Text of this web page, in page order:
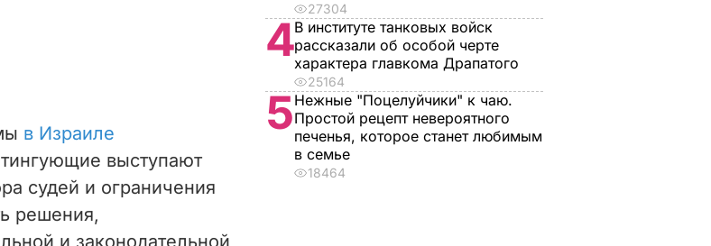
в Израиле
выступают
судей и ограничения
решения,
и законодательной
27304
4В институте танковых войск
рассказали об особой черте
характера главкома Драпатого
25164
5Нежные "Поцелуйчики" к чаю.
Простой рецепт невероятного
печенья, которое станет любимым
в семье
18464